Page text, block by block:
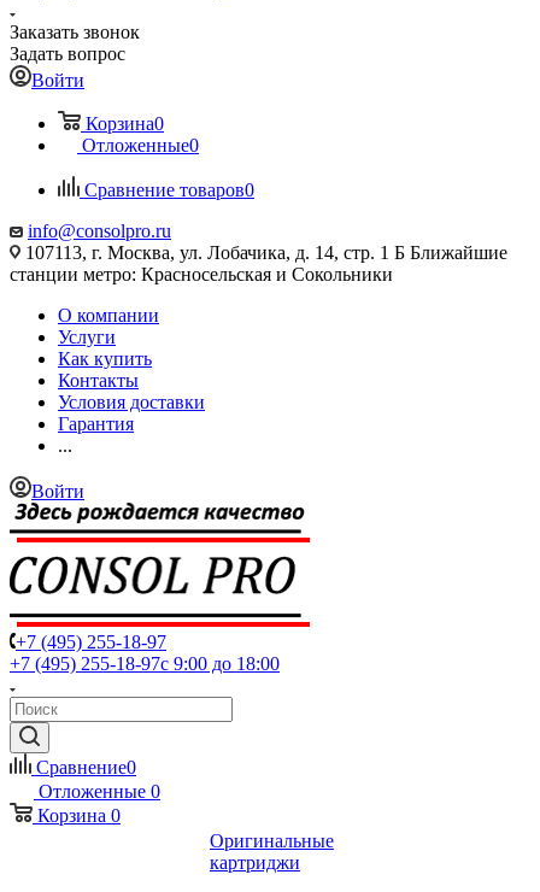
Заказать звонок
Задать вопрос
Войти
Корзина0
Отложенные0
Сравнение товаров0
info@consolpro.ru
107113, г. Москва, ул. Лобачика, д. 14, стр. 1 Б Ближайшие
станции метро: Красносельская и Сокольники
О компании
Услуги
Как купить
Контакты
Условия доставки
Гарантия
...
Войти
+7 (495) 255-18-97
+7 (495) 255-18-97с 9:00 до 18:00
Сравнение0
Отложенные 0
Корзина 0
Оригинальные
картриджи